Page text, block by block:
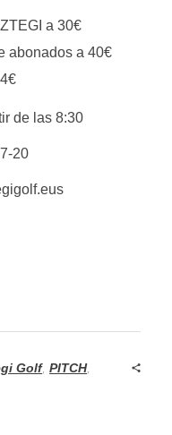
a 30€
abonados a 40€
de las 8:30
20
Golf, PITCH,